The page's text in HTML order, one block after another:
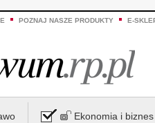
POZNAJ NASZE PRODUKTY E-
Ekonomia i biznes